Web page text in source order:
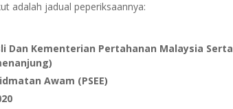
adalah jadual peperiksaannya:
Dan Kementerian Pertahanan Malaysia Serta
Awam (PSEE)